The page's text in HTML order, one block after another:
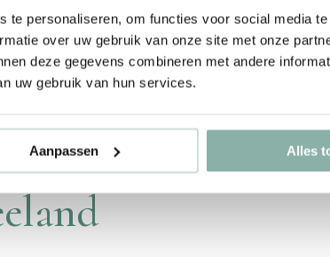
te personaliseren, om functies voor social media
over uw gebruik van onze site met onze
deze gegevens combineren met andere
uw gebruik van hun services.
Aanpassen Alles